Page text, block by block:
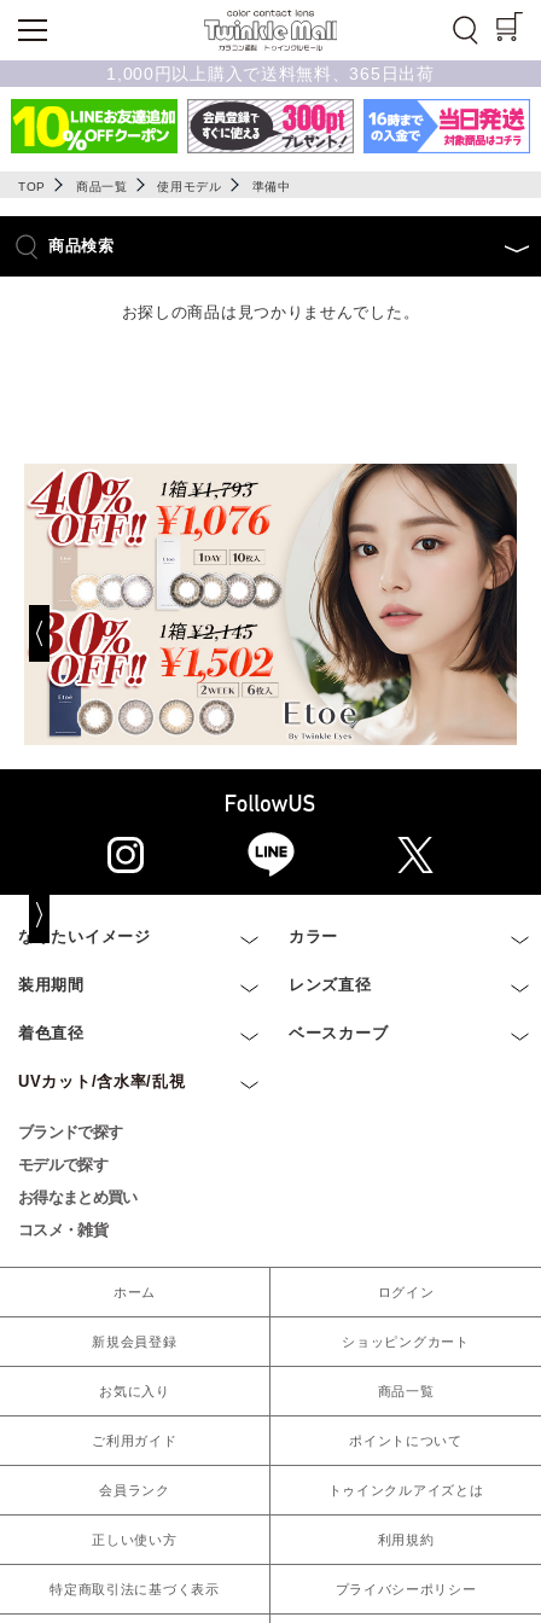
1,000円以上購入で送料無料、365日出荷
TOP 商品一覧 使用モデル 準備中
商品検索
お探しの商品は見つかりませんでした。
なりたいイメージ カラー
装用期間 レンズ直径
着色直径 ベースカーブ
UVカット/含水率/乱視
ブランドで探す
モデルで探す
お得なまとめ買い
コスメ・雑貨
ホーム ログイン
新規会員登録 ショッピングカート
お気に入り 商品一覧
ご利用ガイド ポイントについて
会員ランク トゥインクルアイズとは
正しい使い方 利用規約
特定商取引法に基づく表示 プライバシーポリシー